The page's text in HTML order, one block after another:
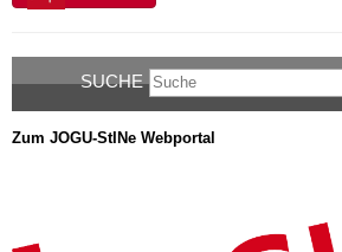
SUCHE
Zum JOGU-StINe Webportal